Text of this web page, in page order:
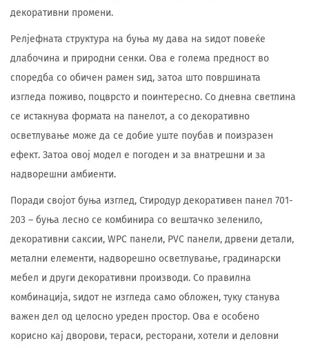
декоративни промени.
Релјефната структура на буња му дава на ѕидот повеќе
длабочина и природни сенки. Ова е голема предност во
споредба со обичен рамен ѕид, затоа што површината
изгледа поживо, поцврсто и поинтересно. Со дневна светлина
се истакнува формата на панелот, а со декоративно
осветлување може да се добие уште поубав и поизразен
ефект. Затоа овој модел е погоден и за внатрешни и за
надворешни амбиенти.
Поради својот буња изглед, Стиродур декоративен панел 701-
203 – буња лесно се комбинира со вештачко зеленило,
декоративни саксии, WPC панели, PVC панели, дрвени детали,
метални елементи, надворешно осветлување, градинарски
мебел и други декоративни производи. Со правилна
комбинација, ѕидот не изгледа само обложен, туку станува
важен дел од целосно уреден простор. Ова е особено
корисно кај дворови, тераси, ресторани, хотели и деловни